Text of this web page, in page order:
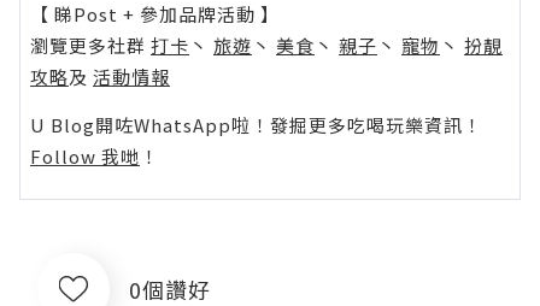
【 睇Post + 參加品牌活動 】
瀏覽更多社群 打卡 丶 旅遊 丶 美食 丶 親子 丶 寵物 丶 扮靚
攻略及 活動情報
U Blog開咗WhatsApp啦！發掘更多吃喝玩樂資訊！
Follow 我哋 ！
0個讚好